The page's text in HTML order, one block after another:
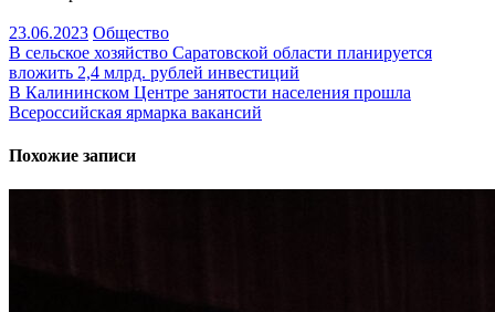
23.06.2023 Общество
Навигация
по
записям
В сельское хозяйство Саратовской области планируется
вложить 2,4 млрд. рублей инвестиций
В Калининском Центре занятости населения прошла
Всероссийская ярмарка вакансий
Похожие записи